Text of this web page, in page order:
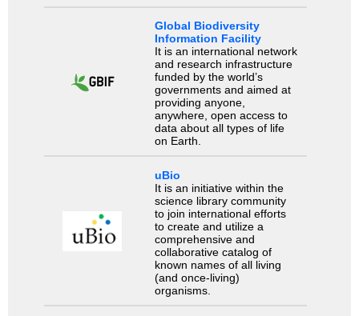
Global Biodiversity
Information Facility
It is an international network
and research infrastructure
funded by the world’s
governments and aimed at
providing anyone,
anywhere, open access to
data about all types of life
on Earth.
uBio
It is an initiative within the
science library community
to join international efforts
to create and utilize a
comprehensive and
collaborative catalog of
known names of all living
(and once-living)
organisms.